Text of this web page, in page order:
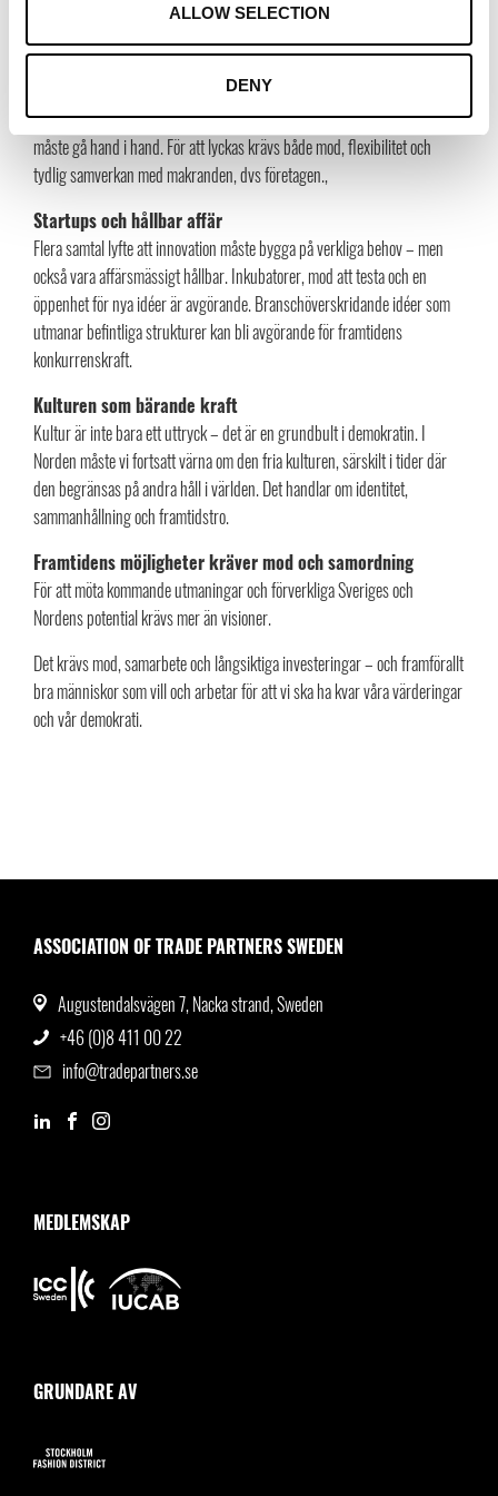
ALLOW SELECTION
DENY
Mode- och textilbranschen i omställning
cirkulära och mer hållbara affärsmodeller. Genom samarbeten mellan
stora företag och startups – där insiktsdrivna testprojekt och AI och tech
innovationer diskuterades – tydliggjordes att innovation och affärsnytta
måste gå hand i hand. För att lyckas krävs både mod, flexibilitet och
tydlig samverkan med makranden, dvs företagen.,
Startups och hållbar affär
Flera samtal lyfte att innovation måste bygga på verkliga behov – men
också vara affärsmässigt hållbar. Inkubatorer, mod att testa och en
öppenhet för nya idéer är avgörande. Branschöverskridande idéer som
utmanar befintliga strukturer kan bli avgörande för framtidens
konkurrenskraft.
Kulturen som bärande kraft
Kultur är inte bara ett uttryck – det är en grundbult i demokratin. I
Norden måste vi fortsatt värna om den fria kulturen, särskilt i tider där
den begränsas på andra håll i världen. Det handlar om identitet,
sammanhållning och framtidstro.
Framtidens möjligheter kräver mod och samordning
För att möta kommande utmaningar och förverkliga Sveriges och
Nordens potential krävs mer än visioner.
Det krävs mod, samarbete och långsiktiga investeringar – och framförallt
bra människor som vill och arbetar för att vi ska ha kvar våra värderingar
och vår demokrati.
ASSOCIATION OF TRADE PARTNERS SWEDEN
Augustendalsvägen 7, Nacka strand, Sweden
+46 (0)8 411 00 22
info@tradepartners.se
MEDLEMSKAP
GRUNDARE AV